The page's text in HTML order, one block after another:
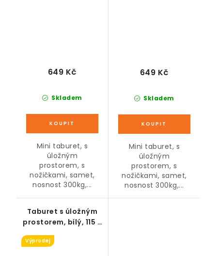
Skladem
649 Kč
Mini taburet, s
úložným
prostorem, s
nožičkami, samet,
nosnost 300kg,...
Skladem
649 Kč
Mini taburet, s
úložným
prostorem, s
nožičkami, samet,
nosnost 300kg,...
Taburet s úložným
prostorem, bílý, 115 x
38 x 38 cm -
KOSMETICKÁ VADA
Výprodej